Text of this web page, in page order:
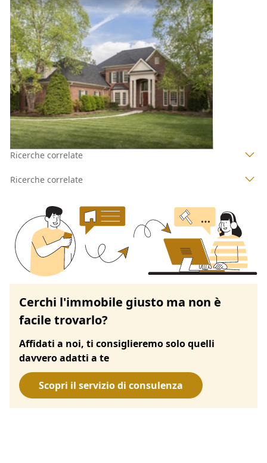
Altofonte (Palermo)
Offerta minima
53.902 € 71.870 €
Codice asta:AE9639100
Asta chiusa
1 2 3 4
Ricerche correlate
Ricerche correlate
Cerchi l'immobile giusto ma non è
facile trovarlo?
Affidati a noi, ti consiglieremo solo quelli
davvero adatti a te
Scopri il servizio di consulenza